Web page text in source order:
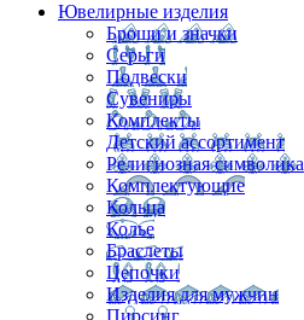
Ювелирные изделия
Броши и значки
Серьги
Подвески
Сувениры
Комплекты
Детский ассортимент
Религиозная символика
Комплектующие
Кольца
Колье
Браслеты
Цепочки
Изделия для мужчин
Пирсинг